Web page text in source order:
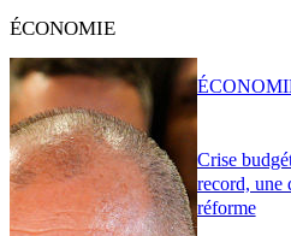
ÉCONOMIE
Crise
record, une
réforme